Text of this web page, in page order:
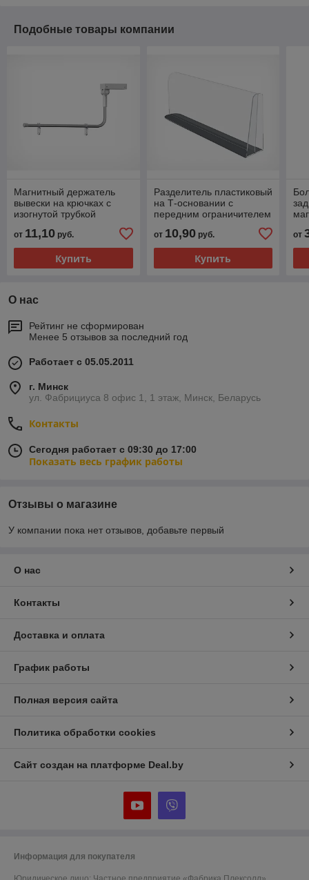
Подобные товары компании
Магнитный держатель
вывески на крючках с
изогнутой трубкой
от 11,10 руб.
Купить
Разделитель пластиковый
на Т-основании с
передним ограничителем
от 10,90руб.
Купить
от
О нас
Рейтинг не сформирован
Менее 5 отзывов за последний год
Работает с 05.05.2011
г. Минск
ул. Фабрициуса 8 офис 1, 1 этаж, Минск, Беларусь
Контакты
Сегодня работает с 09:30 до 17:00
Показать весь график работы
Отзывы о магазине
У компании пока нет отзывов, добавьте первый
О нас
Контакты
Доставка и оплата
График работы
Полная версия сайта
Политика обработки cookies
Сайт создан на платформе Deal.by
Информация для покупателя